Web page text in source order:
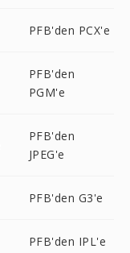
PFB'den PCX'e
PFB'den
PGM'e
PFB'den
JPEG'e
PFB'den G3'e
PFB'den IPL'e